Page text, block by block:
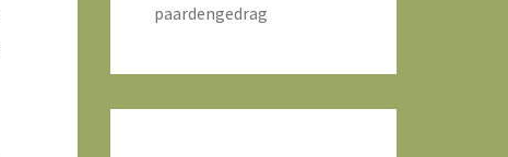
paardengedrag